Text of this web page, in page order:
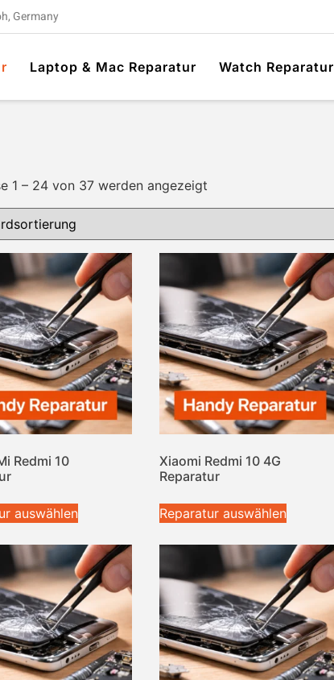
Germany
Laptop & Mac Reparatur Watch Reparatur
1 – 24 von 37 werden angezeigt
Redmi 10
auswählen
Xiaomi Redmi 10 4G
Reparatur
Reparatur auswählen